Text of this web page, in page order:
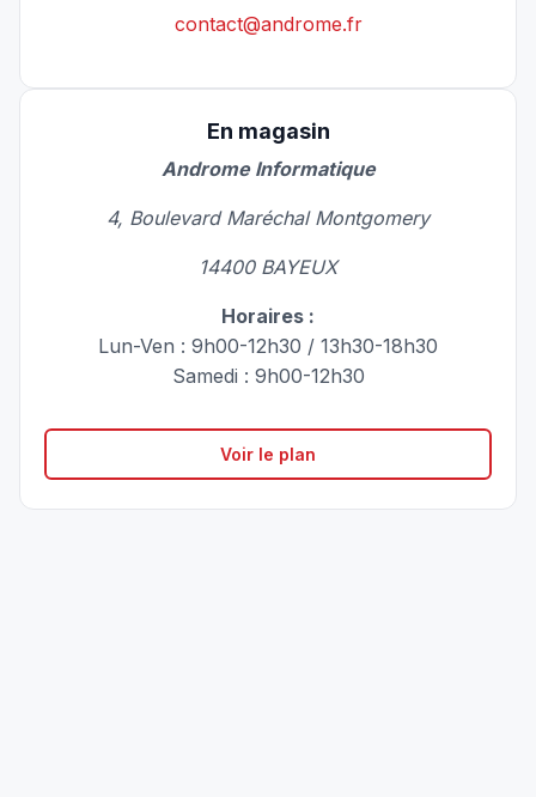
contact@androme.fr
En magasin
Androme Informatique
4, Boulevard Maréchal Montgomery
14400 BAYEUX
Horaires :
Lun-Ven : 9h00-12h30 / 13h30-18h30
Samedi : 9h00-12h30
Voir le plan